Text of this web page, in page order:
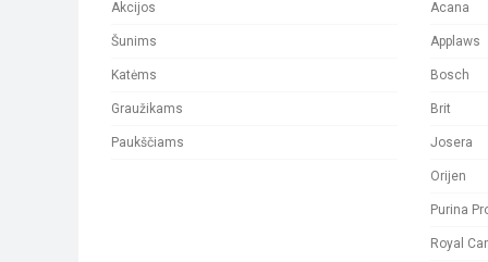
Akcijos
Šunims
Katėms
Graužikams
Paukščiams
Acana
Applaws
Bosch
Brit
Josera
Orijen
Purina
Royal